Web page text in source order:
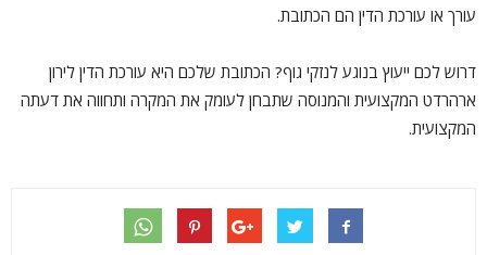
עורך או עורכת הדין הם הכתובת.
דרוש לכם ייעוץ בנוגע לנזקי גוף? הכתובת שלכם היא עורכת הדין לירון
ארהרדט המקצועית והמנוסה שתבחן לעומק את המקרה ותחווה את דעתה
המקצועית.